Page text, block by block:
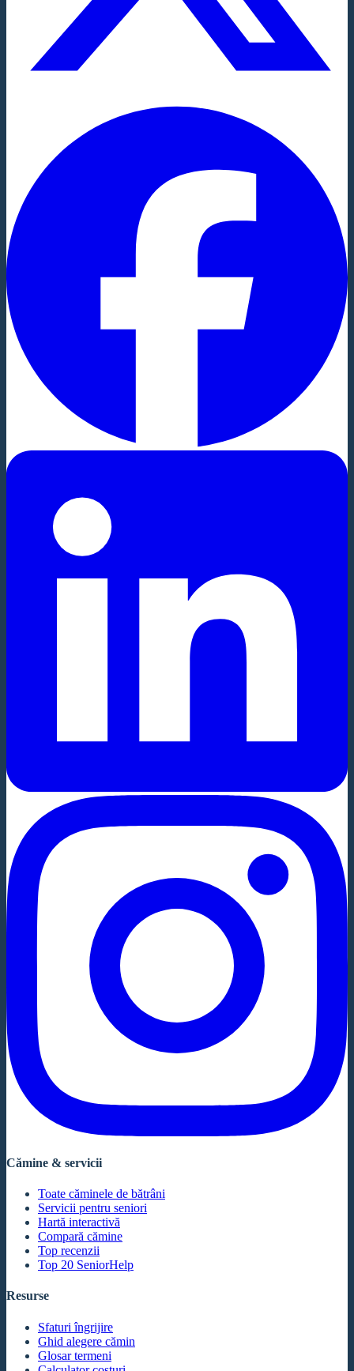
Cămine & servicii
Toate căminele de bătrâni
Servicii pentru seniori
Hartă interactivă
Compară cămine
Top recenzii
Top 20 SeniorHelp
Resurse
Sfaturi îngrijire
Ghid alegere cămin
Glosar termeni